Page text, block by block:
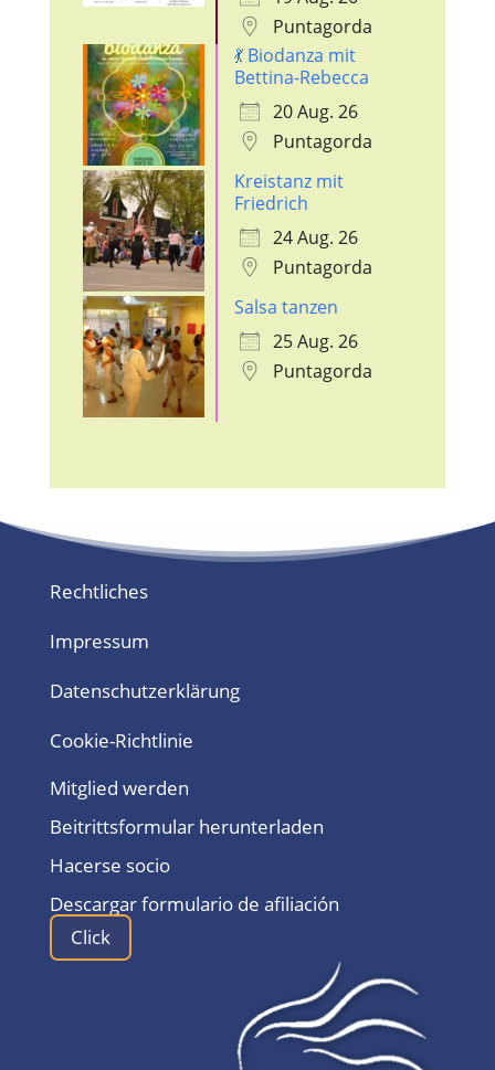
Puntagorda
💃 Biodanza mit
Bettina-Rebecca
20 Aug. 26
Puntagorda
Kreistanz mit
Friedrich
24 Aug. 26
Puntagorda
Salsa tanzen
25 Aug. 26
Puntagorda
Rechtliches
Impressum
Datenschutzerklärung
Cookie-Richtlinie
Mitglied werden
Beitrittsformular herunterladen
Hacerse socio
Descargar formulario de afiliación
Click